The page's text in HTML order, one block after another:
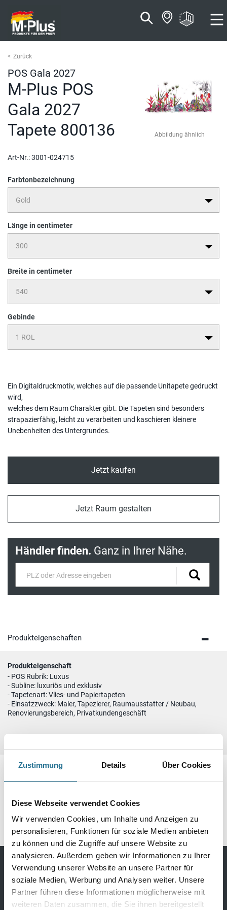
Zustimmung Details Über Cookies
Diese Webseite verwendet Cookies
Wir verwenden Cookies, um Inhalte und Anzeigen zu
personalisieren, Funktionen für soziale Medien anbieten
zu können und die Zugriffe auf unsere Website zu
analysieren. Außerdem geben wir Informationen zu Ihrer
Verwendung unserer Website an unsere Partner für
soziale Medien, Werbung und Analysen weiter. Unsere
Partner führen diese Informationen möglicherweise mit
weiteren Daten zusammen, die Sie ihnen bereitgestellt
Inhalt
springen
Navigationsmenü
springen
Zurück
POS Gala 2027
M-Plus POS
Gala 2027
Tapete 800136
Abbildung ähnlich
Ein Digitaldruckmotiv, welches auf die passende Unitapete gedruckt
wird,
welches dem Raum Charakter gibt. Die Tapeten sind besonders
strapazierfähig, leicht zu verarbeiten und kaschieren kleinere
Unebenheiten des Untergrundes.
Art-Nr.:3001-024715
Farbtonbezeichnung
Länge in centimeter
Breite in centimeter
Gebinde
Jetzt kaufen
Jetzt Raum gestalten
Händler finden. Ganz in Ihrer Nähe.
Produkteigenschaften
Produkteigenschaft
- POS Rubrik: Luxus
- Subline: luxuriös und exklusiv
- Tapetenart: Vlies- und Papiertapeten
- Einsatzzweck: Maler, Tapezierer, Raumausstatter / Neubau,
Renovierungsbereich, Privatkundengeschäft
Gefahrguthinweise
Spezifikationen
Bodenbeläge